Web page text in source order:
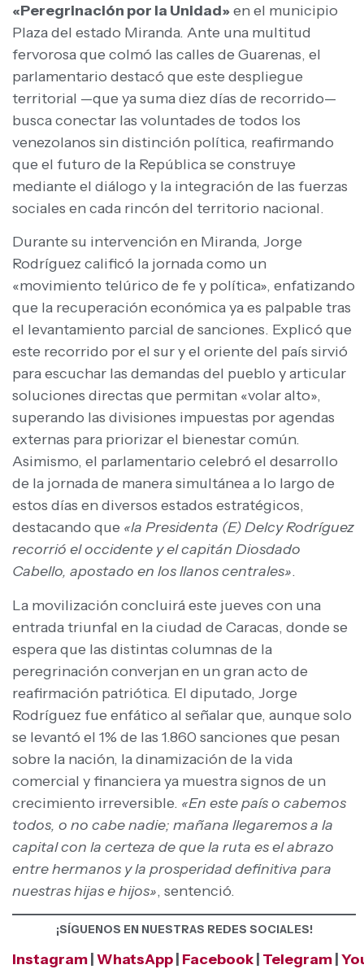
«Peregrinación por la Unidad»en el municipio
Plaza del estado Miranda. Ante una multitud
fervorosa que colmó las calles de Guarenas, el
parlamentario destacó que este despliegue
territorial —que ya suma diez días de recorrido—
busca conectar las voluntades de todos los
venezolanos sin distinción política, reafirmando
que el futuro de la República se construye
mediante el diálogo y la integración de las fuerzas
sociales en cada rincón del territorio nacional.
Durante su intervención en Miranda, Jorge
Rodríguez calificó la jornada como un
«movimiento telúrico de fe y política», enfatizando
que la recuperación económica ya es palpable tras
el levantamiento parcial de sanciones. Explicó que
este recorrido por el sur y el oriente del país sirvió
para escuchar las demandas del pueblo y articular
soluciones directas que permitan «volar alto»,
superando las divisiones impuestas por agendas
externas para priorizar el bienestar común.
Asimismo, el parlamentario celebró el desarrollo
de la jornada de manera simultánea a lo largo de
estos días en diversos estados estratégicos,
destacando que «la Presidenta (E) Delcy Rodríguez
recorrió el occidente y el capitán Diosdado
Cabello, apostado en los llanos centrales».
La movilización concluirá este jueves con una
entrada triunfal en la ciudad de Caracas, donde se
espera que las distintas columnas de la
peregrinación converjan en un gran acto de
reafirmación patriótica. El diputado, Jorge
Rodríguez fue enfático al señalar que, aunque solo
se levantó el 1% de las 1.860 sanciones que pesan
sobre la nación, la dinamización de la vida
comercial y financiera ya muestra signos de un
crecimiento irreversible. «En este país o cabemos
todos, o no cabe nadie; mañana llegaremos a la
capital con la certeza de que la ruta es el abrazo
entre hermanos y la prosperidad definitiva para
nuestras hijas e hijos», sentenció.
¡SÍGUENOS EN NUESTRAS REDES SOCIALES!
Instagram WhatsApp Facebook Telegram